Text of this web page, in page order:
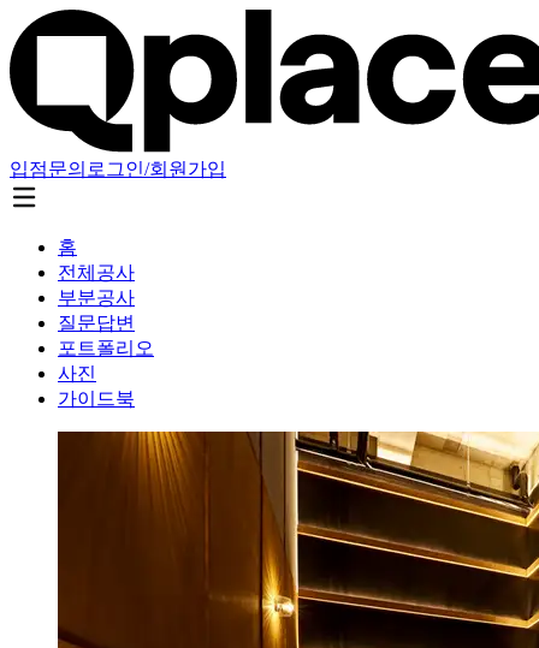
입점문의 로그인/회원가입
홈
전체공사
부분공사
질문답변
포트폴리오
사진
가이드북